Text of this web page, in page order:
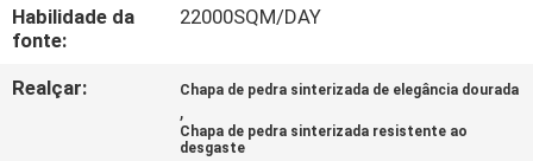
ORÇAMENTO
Habilidade da
fonte:
22000SQM/DAY
Realçar: Chapa de pedra sinterizada de elegância dourada
,
Chapa de pedra sinterizada resistente ao
desgaste